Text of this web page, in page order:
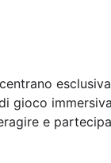
gioco
e